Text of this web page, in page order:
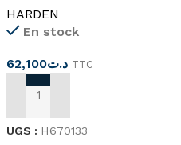
HARDEN
En stock
د.ت62,100 TTC
AJOUTER AU PANIER
UGS : H670133